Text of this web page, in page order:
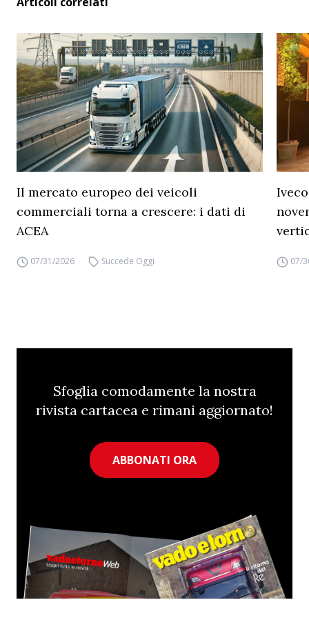
Il mercato europeo dei veicoli
commerciali torna a crescere: i dati di
ACEA
07/31/2026 Succede Oggi 07/
Sfoglia comodamente la nostra
rivista cartacea e rimani aggiornato!
ABBONATI ORA